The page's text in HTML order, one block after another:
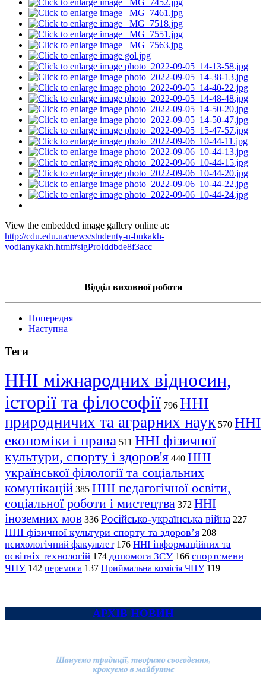
View the embedded image gallery online at:
http://cdu.edu.ua/news/studenty-u-bukakh-
vodianykakh.html#sigProIddbde8f3acc
Відділ виховної роботи
Попередня
Наступна
Теги
ННІ міжнародних відносин,
історії та філософії 796 ННІ
природничих та аграрних наук 570 ННІ
економіки і права 511 ННІ фізичної
культури, спорту і здоров'я 440 ННІ
української філології та соціальних
комунікацій 385 ННІ педагогічної освіти,
соціальної роботи і мистецтва 372 ННІ
іноземних мов 336 Російсько-українська війна 227
ННІ фізичної культури спорту та здоров’я 208
психологічний факультет 176 ННІ інформаційних та
освітніх технологій 174 допомога ЗСУ 166 спортсмени
ЧНУ 142 перемога 137 Приймальна комісія ЧНУ 119
АРХІВ НОВИН